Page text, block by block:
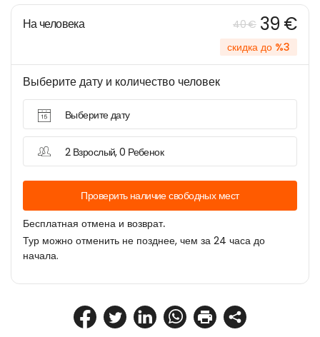
На человека 40 € 39 €
скидка до %3
Выберите дату и количество человек
Выберите дату
2 Взрослый, 0 Ребенок
Проверить наличие свободных мест
Бесплатная отмена и возврат.
Тур можно отменить не позднее, чем за 24 часа до
начала.